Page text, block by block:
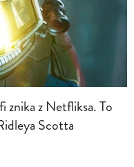
z Netfliksa. To
Scotta